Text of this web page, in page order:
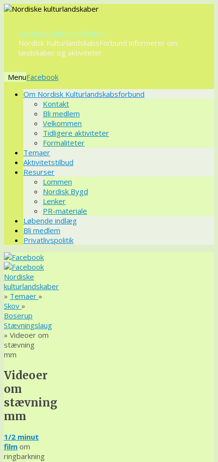
Nordiske kulturlandskaber
Nordisk KulturlandskabsForbund informerer om
landskaber og aktiviteter
Menu
VidereOm Nordisk Kulturlandskabsforbund
Kontakt
Bli medlem
Velkommen
Tidligere aktiviteter
Formaliteter
Temaer
Aktivitetstilbud
Resurser
Lommen
Nordisk Bygd
Lenker
PR-materiale
Løbende indlæg
Bli medlem
Privatlivspolitik
Nordiske
kulturlandskaber
» Temaer »
Skov »
Boserup
Stævningslaug
» Videoer om
stævning
mm
Videoer
om
stævning
mm
1/2 minut
film om
ringbarkning